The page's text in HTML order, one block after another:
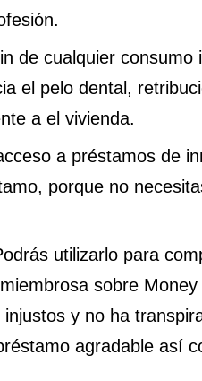
de cualquier consumo
el pelo dental,
a el vivienda.
a préstamos de
porque no
utilizarlo para
a sobre
y no ha
agradable así­